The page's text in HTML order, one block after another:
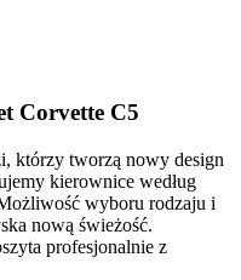
Corvette C5
którzy tworzą nowy design
kierownice według
wyboru rodzaju i
nową świeżość.
profesjonalnie z